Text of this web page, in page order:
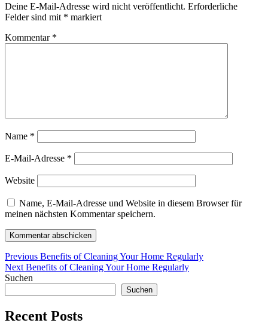
Deine E-Mail-Adresse wird nicht veröffentlicht. Erforderliche
Felder sind mit * markiert
Kommentar *
Name *
E-Mail-Adresse *
Website
Name, E-Mail-Adresse und Website in diesem Browser für
meinen nächsten Kommentar speichern.
Beitragsnavigation
Previous Previous
post:
Benefits of Cleaning Your Home Regularly
Next Next
post:
Benefits of Cleaning Your Home Regularly
Suchen
Suchen
Recent Posts